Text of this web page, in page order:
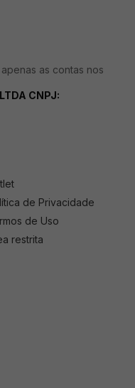
as contas nos
CNPJ:
de Privacidade
de Uso
restrita